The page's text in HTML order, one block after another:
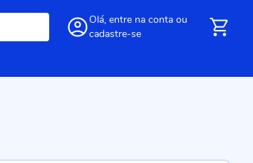
Olá, entre na conta ou
cadastre-se